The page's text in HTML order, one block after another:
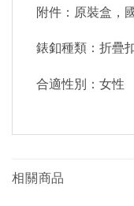
附件：原裝盒，
錶釦種類：折疊
合適性別：女性
相關商品